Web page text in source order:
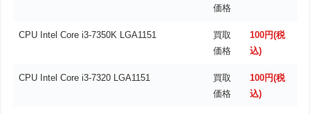
価格
CPU Intel Core i3-7350K LGA1151
買取
価格
100円(税
込)
CPU Intel Core i3-7320 LGA1151
買取
価格
100円(税
込)